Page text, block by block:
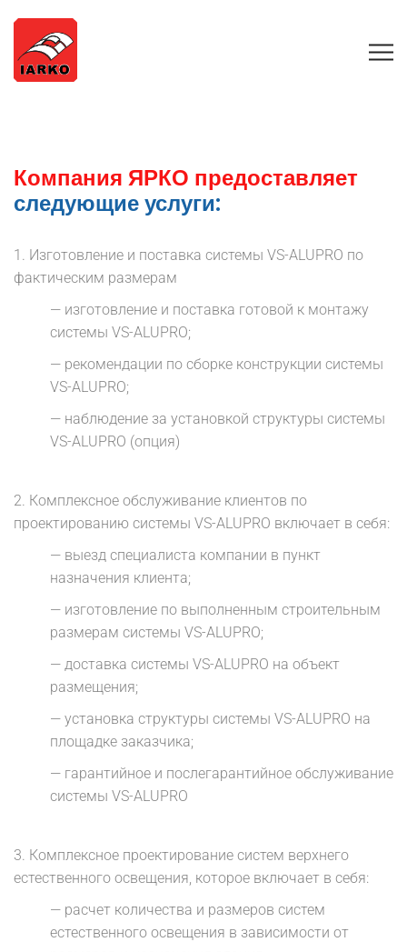
Компания ЯРКО предоставляет
следующие услуги:
1. Изготовление и поставка системы VS-ALUPRO по
фактическим размерам
— изготовление и поставка готовой к монтажу
системы VS-ALUPRO;
— рекомендации по сборке конструкции системы
VS-ALUPRO;
— наблюдение за установкой структуры системы
VS-ALUPRO (опция)
2. Комплексное обслуживание клиентов по
проектированию системы VS-ALUPRO включает в себя:
— выезд специалиста компании в пункт
назначения клиента;
— изготовление по выполненным строительным
размерам системы VS-ALUPRO;
— доставка системы VS-ALUPRO на объект
размещения;
— установка структуры системы VS-ALUPRO на
площадке заказчика;
— гарантийное и послегарантийное обслуживание
системы VS-ALUPRO
3. Комплексное проектирование систем верхнего
естественного освещения, которое включает в себя:
— расчет количества и размеров систем
естественного освещения в зависимости от